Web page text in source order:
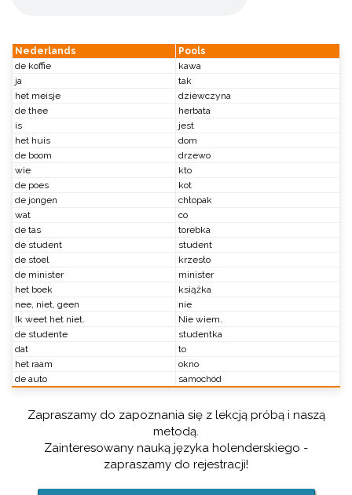
Nederlands
Pools
de koffie
kawa
ja
tak
het meisje
dziewczyna
de thee
herbata
is
jest
het huis
dom
de boom
drzewo
wie
kto
de poes
kot
de jongen
chłopak
wat
co
de tas
torebka
de student
student
de stoel
krzesło
de minister
minister
het boek
książka
nee, niet, geen
nie
Ik weet het niet.
Nie wiem.
de studente
studentka
dat
to
het raam
okno
de auto
samochód
Zapraszamy do zapoznania się z lekcją próbą i naszą
metodą.
Zainteresowany nauką języka holenderskiego -
zapraszamy do rejestracji!